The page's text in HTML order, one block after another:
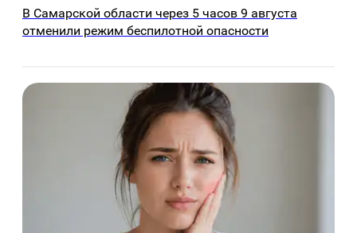
В Самарской области через 5 часов 9 августа
отменили режим беспилотной опасности